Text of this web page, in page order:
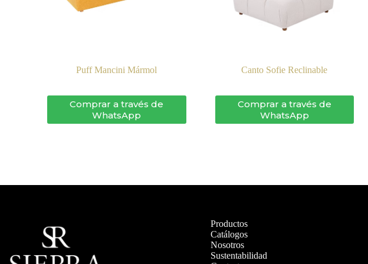
Puff Mancini Mármol
Comprar a través de
WhatsApp
Canto Sofie Reclinable
Comprar a través de
WhatsApp
Productos
Catálogos
Nosotros
Sustentabilidad